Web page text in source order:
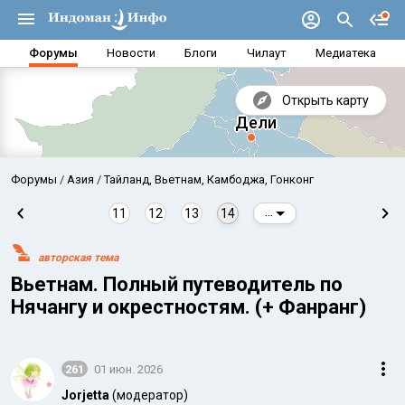
Форумы Новости Блоги Чилаут Медиатека
Открыть карту
Аравийское море
Форумы Азия Тайланд, Вьетнам, Камбоджа, Гонконг
11 12 13 14
авторская тема
Вьетнам. Полный путеводитель по
Нячангу и окрестностям. (+ Фанранг)
261 01 июн. 2026
Jorjetta (модератор)